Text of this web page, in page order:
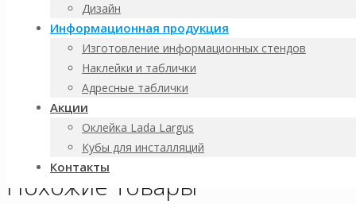
Дизайн
Информационная продукция
Изготовление информационных стендов
Наклейки и таблички
Адресные таблички
Акции
Оклейка Lada Largus
Кубы для инсталляций
Контакты
по Санкт-Петербургу
до транспортной компании
возможен самовывоз
Для расчета стоимости нестандартного заказа свяжитесь с
Продукция полностью соответствует требованиям ГОСТ и
изготовлении продукции, в наличии имеются необходимые
Похожие товары